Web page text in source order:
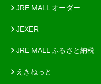
JRE MALL オーダー
JEXER
JRE MALL ふるさと納税
えきねっと